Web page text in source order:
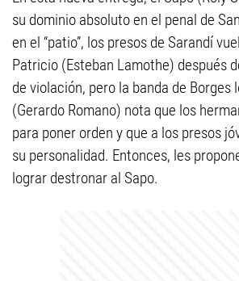
su dominio absoluto en el penal de
en el “patio”, los presos de Sarandí
Patricio (Esteban Lamothe) después
de violación, pero la banda de Borges
(Gerardo Romano) nota que los
para poner orden y que a los presos
su personalidad. Entonces, les
lograr destronar al Sapo.